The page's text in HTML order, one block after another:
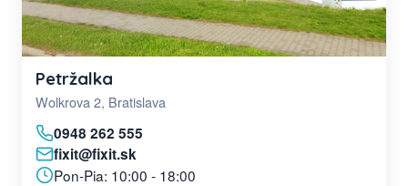
Petržalka
Wolkrova 2, Bratislava
0948 262 555
fixit@fixit.sk
Pon-Pia: 10:00 - 18:00